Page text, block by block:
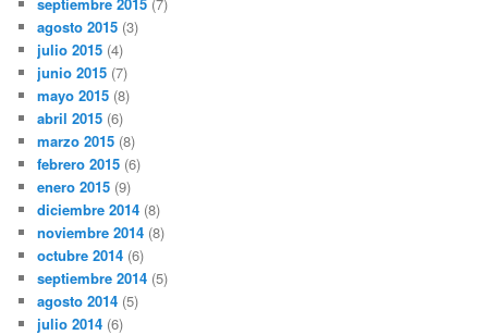
agosto 2015 (3)
julio 2015 (4)
junio 2015 (7)
mayo 2015 (8)
abril 2015 (6)
marzo 2015 (8)
febrero 2015 (6)
enero 2015 (9)
diciembre 2014 (8)
noviembre 2014 (8)
octubre 2014 (6)
septiembre 2014 (5)
agosto 2014 (5)
julio 2014 (6)